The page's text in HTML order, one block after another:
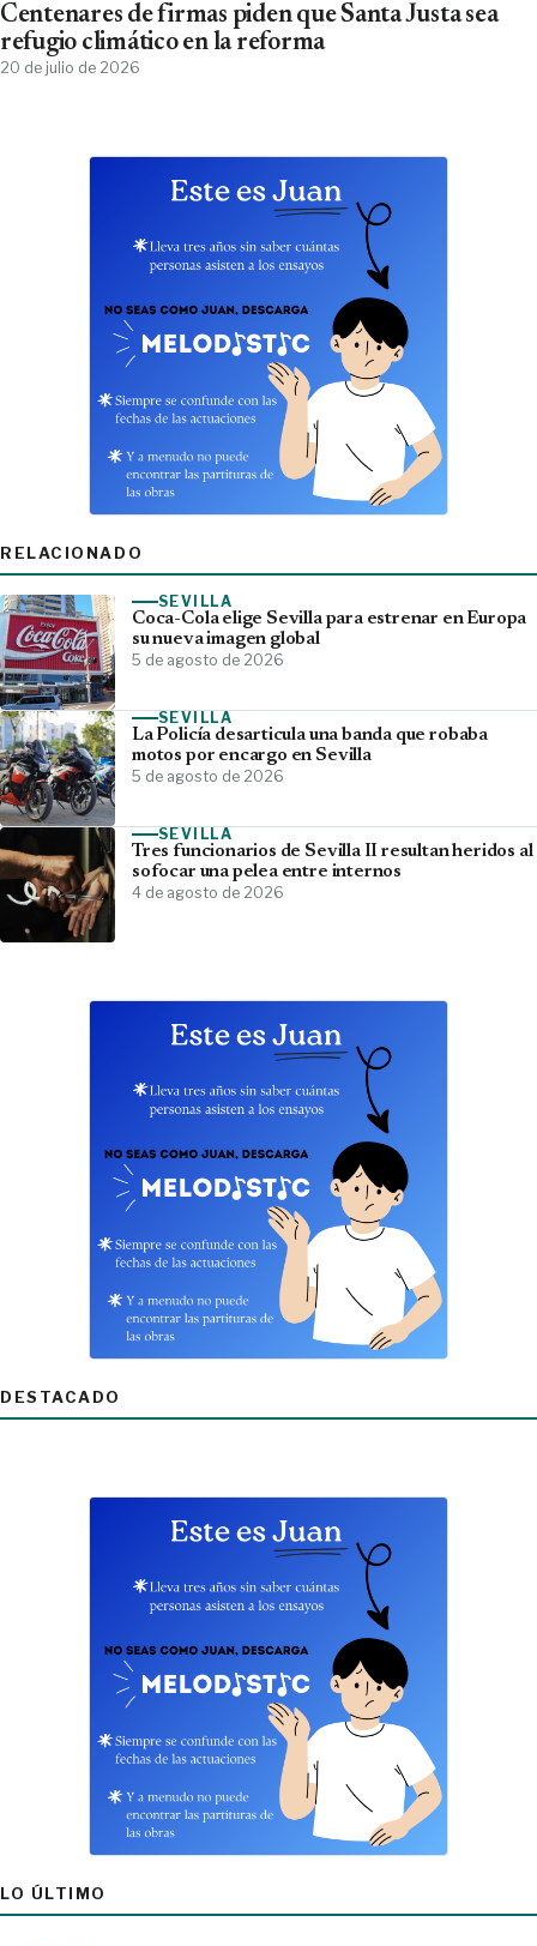
Centenares de firmas piden que Santa Justa sea
refugio climático en la reforma
20 de julio de 2026
RELACIONADO
SEVILLA
Coca-Cola elige Sevilla para estrenar en Europa
su nueva imagen global
5 de agosto de 2026
SEVILLA
La Policía desarticula una banda que robaba
motos por encargo en Sevilla
5 de agosto de 2026
SEVILLA
Tres funcionarios de Sevilla II resultan heridos al
sofocar una pelea entre internos
4 de agosto de 2026
DESTACADO
LO ÚLTIMO